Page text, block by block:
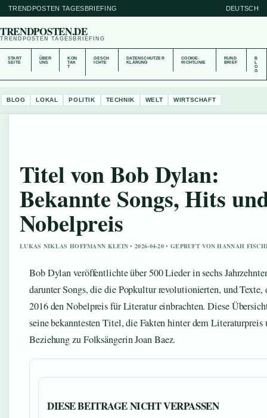
TRENDPOSTEN TAGESBRIEFING DEUTSCH
TRENDPOSTEN.DE
TRENDPOSTEN TAGESBRIEFING
START
SEITE
ÜBER
UNS
KON
TAK
T
GESCH
ICHTE
DATENSCHUTZER
KLÄRUNG
COOKIE-
RICHTLINIE
RUND
BRIEF
B
O
G
BLOG LOKAL POLITIK TECHNIK WELT WIRTSCHAFT
Titel von Bob Dylan:
Bekannte Songs, Hits
Nobelpreis
LUKAS NIKLAS HOFFMANN KLEIN • 2026-04-20 • GEPRUFT VON HANNAH
Bob Dylan veröffentlichte über 500 Lieder in sechs
darunter Songs, die die Popkultur revolutionierten, und Texte,
2016 den Nobelpreis für Literatur einbrachten. Diese
seine bekanntesten Titel, die Fakten hinter dem Literaturpreis
Beziehung zu Folksängerin Joan Baez.
DIESE BEITRAGE NICHT VERPASSEN